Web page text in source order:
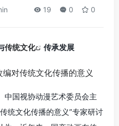
19 0 0
传统文化 传承发展
中国视协动漫艺术委员会主
统文化传播的意义”专家研讨